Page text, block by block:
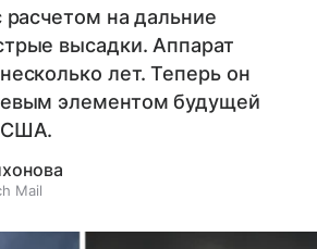
расчетом на дальние
высадки. Аппарат
лет. Теперь он
элементом будущей
США.
Mail